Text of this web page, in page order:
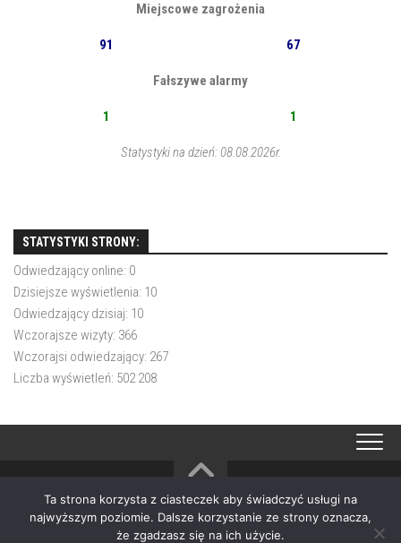
Miejscowe zagrożenia
91 67
Fałszywe alarmy
1 1
Statystyki na dzień: 08.08.2026r.
STATYSTYKI STRONY:
Odwiedzający online: 0
Dzisiejsze wyświetlenia: 10
Odwiedzający dzisiaj: 10
Wczorajsze wizyty: 366
Wczorajsi odwiedzający: 267
Liczba wyświetleń: 502 208
OSP Choczewo © 2026. All Rights Reserved.
Powered byWordPress . Theme by
Ta strona korzysta z ciasteczek aby świadczyć usługi na
najwyższym poziomie. Dalsze korzystanie ze strony oznacza,
że zgadzasz się na ich użycie.